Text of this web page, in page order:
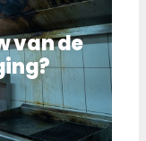
van de